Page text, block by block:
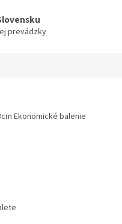
prevádzky
Ekonomické balenie